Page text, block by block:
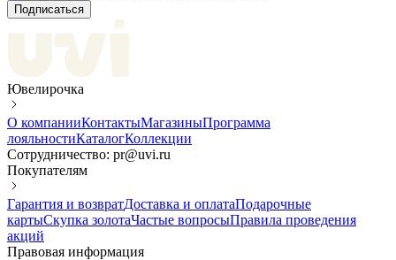
Подписаться
Ювелирочка
О компанииКонтактыМагазиныПрограмма
лояльностиКаталогКоллекции
Сотрудничество: pr@uvi.ru
Покупателям
Гарантия и возвратДоставка и оплатаПодарочные
картыСкупка золотаЧастые вопросыПравила проведения
акций
Правовая информация